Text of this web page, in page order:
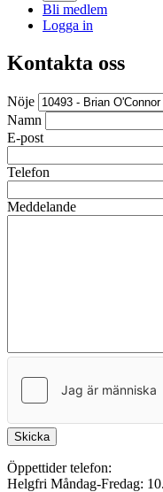
Bli medlem
Logga in
Kontakta oss
Nöje
Namn
E-post
Telefon
Meddelande
Skicka
Öppettider telefon:
Helgfri Måndag-Fredag: